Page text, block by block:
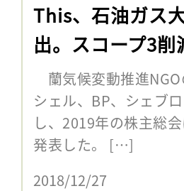
This、石油ガス
出。スコープ3
蘭気候変動推進
シェル、BP、シェブ
し、2019年の株主総
発表した。 […]
2018/12/27